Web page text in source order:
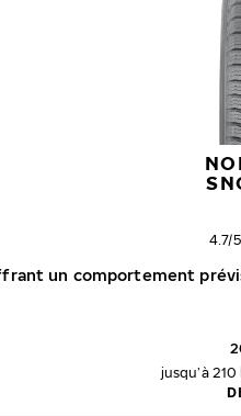
un comportement
4.7/
jusqu’à